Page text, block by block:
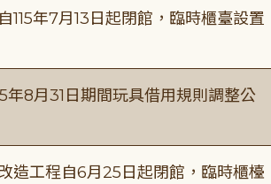
115年7月13日起閉館，臨時櫃臺設置
年8月31日期間玩具借用規則調整公
造工程自6月25日起閉館，臨時櫃檯